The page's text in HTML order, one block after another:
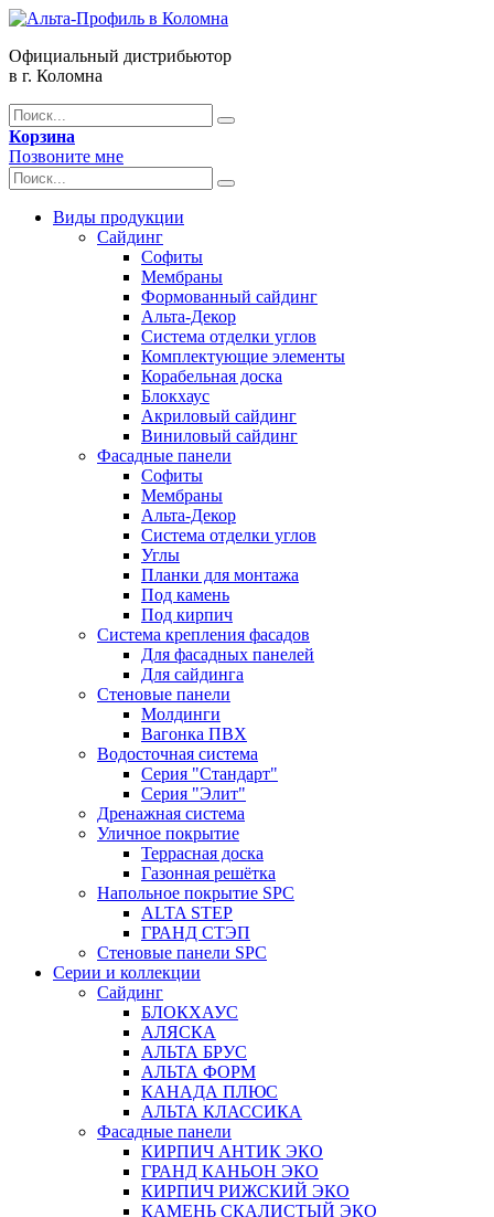
Официальный дистрибьютор
в г. Коломна
Корзина
Позвоните мне
Виды продукции
Сайдинг
Софиты
Мембраны
Формованный сайдинг
Альта-Декор
Система отделки углов
Комплектующие элементы
Корабельная доска
Блокхаус
Акриловый сайдинг
Виниловый сайдинг
Фасадные панели
Софиты
Мембраны
Альта-Декор
Система отделки углов
Углы
Планки для монтажа
Под камень
Под кирпич
Система крепления фасадов
Для фасадных панелей
Для сайдинга
Стеновые панели
Молдинги
Вагонка ПВХ
Водосточная система
Серия "Стандарт"
Серия "Элит"
Дренажная система
Уличное покрытие
Террасная доска
Газонная решётка
Напольное покрытие SPC
ALTA STEP
ГРАНД СТЭП
Стеновые панели SPC
Серии и коллекции
Сайдинг
БЛОКХАУС
АЛЯСКА
АЛЬТА БРУС
АЛЬТА ФОРМ
КАНАДА ПЛЮС
АЛЬТА КЛАССИКА
Фасадные панели
КИРПИЧ АНТИК ЭКО
ГРАНД КАНЬОН ЭКО
КИРПИЧ РИЖСКИЙ ЭКО
КАМЕНЬ СКАЛИСТЫЙ ЭКО